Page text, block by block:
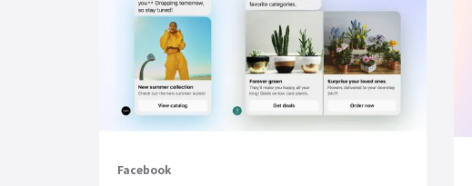
Facebook